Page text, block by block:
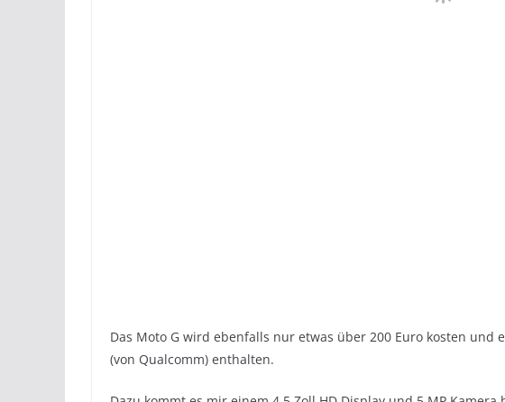
Das Moto G wird ebenfalls nur etwas über 200 Euro kosten und
(von Qualcomm) enthalten.